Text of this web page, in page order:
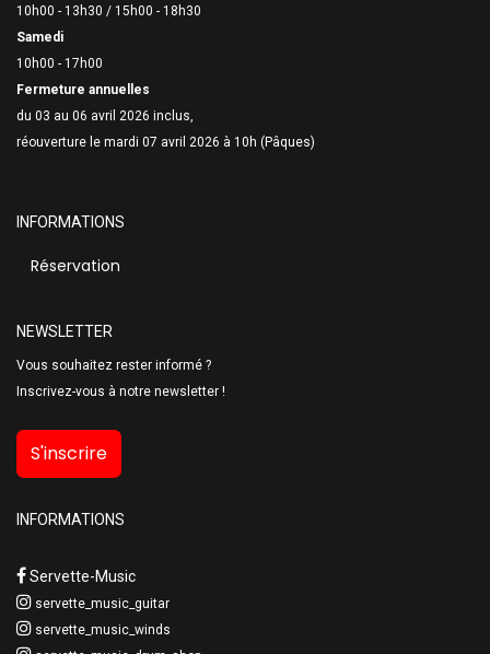
10h00 - 13h30 / 15h00 - 18h30
Samedi
10h00 - 17h00
Fermeture annuelles
du 03 au 06 avril 2026 inclus,
réouverture le mardi 07 avril 2026 à 10h (Pâques)
INFORMATIONS
Réservation
NEWSLETTER
Vous souhaitez rester informé ?
Inscrivez-vous à notre newsletter !
S'inscrire
INFORMATIONS
Servette-Music
servette_music_guitar
servette_music_winds